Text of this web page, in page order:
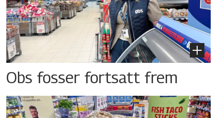
Obs fosser fortsatt frem